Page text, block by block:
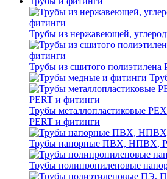
Трубы из нержавеющей,
Трубы из сшитого полиэтилена
Трубы металлопластиковые
PERT и фитинги
Трубы напорные ПВХ, НПВХ,
Трубы полипропиленовые